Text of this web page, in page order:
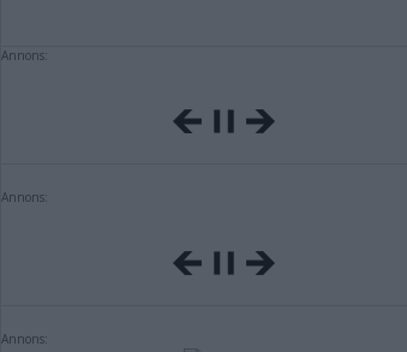
Annons:
Annons:
Annons: